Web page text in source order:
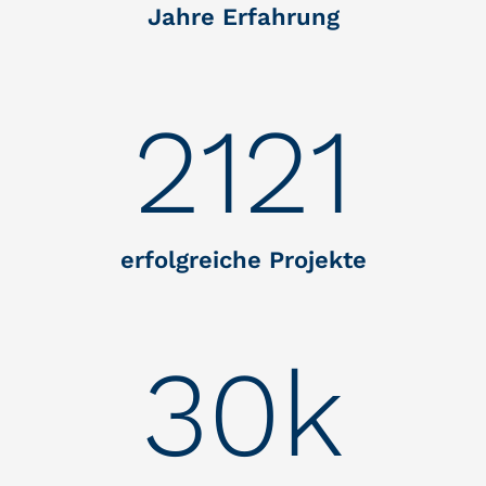
Jahre Erfahrung
2121
erfolgreiche Projekte
30k